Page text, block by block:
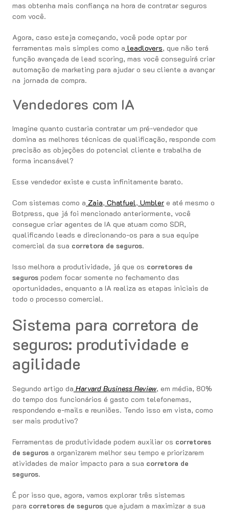
mas obtenha mais confiança na hora de contratar seguros
com você.
Agora, caso esteja começando, você pode optar por
ferramentas mais simples como a leadlovers, que não terá
função avançada de lead scoring, mas você conseguirá criar
automação de marketing para ajudar o seu cliente a avançar
na jornada de compra.
Vendedores com IA
Imagine quanto custaria contratar um pré-vendedor que
domina as melhores técnicas de qualificação, responde com
precisão as objeções do potencial cliente e trabalha de
forma incansável?
Esse vendedor existe e custa infinitamente barato.
Com sistemas como a Zaia, Chatfuel, Umbler e até mesmo o
Botpress, que já foi mencionado anteriormente, você
consegue criar agentes de IA que atuam como SDR,
qualificando leads e direcionando-os para a sua equipe
comercial da sua corretora de seguros.
Isso melhora a produtividade, já que os corretores de
seguros podem focar somente no fechamento das
oportunidades, enquanto a IA realiza as etapas iniciais de
todo o processo comercial.
Sistema para corretora de
seguros: produtividade e
agilidade
Segundo artigo da Harvard Business Review, em média, 80%
do tempo dos funcionários é gasto com telefonemas,
respondendo e-mails e reuniões. Tendo isso em vista, como
ser mais produtivo?
Ferramentas de produtividade podem auxiliar os corretores
de seguros a organizarem melhor seu tempo e priorizarem
atividades de maior impacto para a sua corretora de
seguros.
É por isso que, agora, vamos explorar três sistemas
para corretores de seguros que ajudam a maximizar a sua